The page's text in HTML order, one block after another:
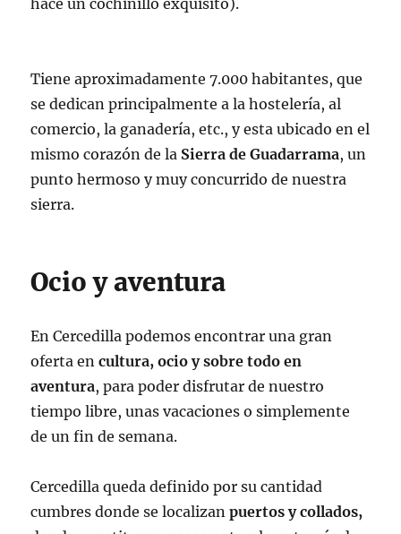
hace un cochinillo exquisito).
Tiene aproximadamente 7.000 habitantes, que
se dedican principalmente a la hostelería, al
comercio, la ganadería, etc., y esta ubicado en el
mismo corazón de la Sierra de Guadarrama, un
punto hermoso y muy concurrido de nuestra
sierra.
Ocio y aventura
En Cercedilla podemos encontrar una gran
oferta encultura, ocio y sobre todo en
aventura, para poder disfrutar de nuestro
tiempo libre, unas vacaciones o simplemente
de un fin de semana.
Cercedilla queda definido por su cantidad
cumbres donde se localizanpuertos y collados,